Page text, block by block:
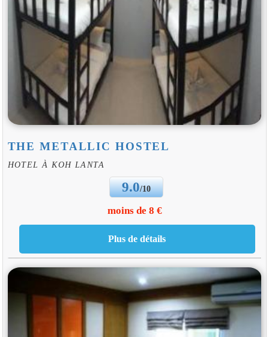
THE METALLIC HOSTEL
HOTEL À KOH LANTA
9.0/10
moins de 8 €